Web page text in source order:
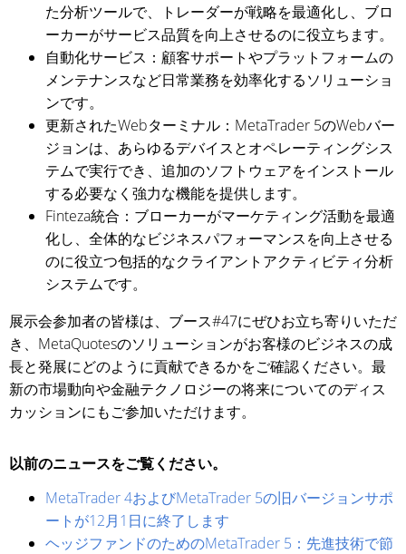
た分析ツールで、トレーダーが戦略を最適化し、ブロ
ーカーがサービス品質を向上させるのに役立ちます。
自動化サービス：顧客サポートやプラットフォームの
メンテナンスなど日常業務を効率化するソリューショ
ンです。
更新されたWebターミナル：MetaTrader 5のWebバー
ジョンは、あらゆるデバイスとオペレーティングシス
テムで実行でき、追加のソフトウェアをインストール
する必要なく強力な機能を提供します。
Finteza統合：ブローカーがマーケティング活動を最適
化し、全体的なビジネスパフォーマンスを向上させる
のに役立つ包括的なクライアントアクティビティ分析
システムです。
展示会参加者の皆様は、ブース#47にぜひお立ち寄りいただ
き、MetaQuotesのソリューションがお客様のビジネスの成
長と発展にどのように貢献できるかをご確認ください。最
新の市場動向や金融テクノロジーの将来についてのディス
カッションにもご参加いただけます。
以前のニュースをご覧ください。
MetaTrader 4およびMetaTrader 5の旧バージョンサポ
ートが12月1日に終了します
ヘッジファンドのためのMetaTrader 5：先進技術で節